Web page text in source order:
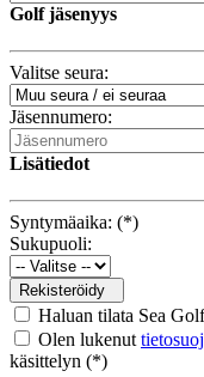
Golf jäsenyys
Valitse seura:
Jäsennumero:
Lisätiedot
Syntymäaika: (*)
Sukupuoli:
Rekisteröidy
Haluan tilata Sea
Olen lukenut
käsittelyn (*)